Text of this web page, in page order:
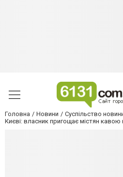
Головна Новини Суспільство
Києві: власник пригощає містян кавою